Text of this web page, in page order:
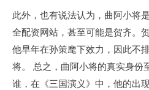
此外，也有说法认为，曲阿小将
全配资网站，甚至可能是贺齐。
他早年在孙策麾下效力，因此不
将。 总之，曲阿小将的真实身份
谁，在《三国演义》中，他的出